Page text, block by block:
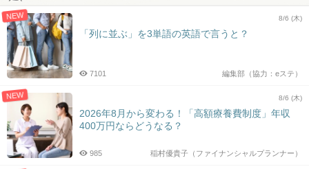
NEW 8/6 (木)
「列に並ぶ」を3単語の英語で言うと？
編集部（協力：eステ）
7101
NEW 8/6 (木)
2026年8月から変わる！「高額療養費制度」年収
400万円ならどうなる？
稲村優貴子（ファイナンシャルプランナー）
985